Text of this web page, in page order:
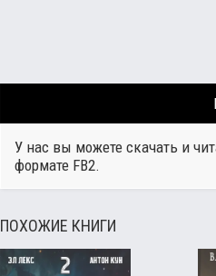
У нас вы можете скачать и
формате FB2.
ПОХОЖИЕ КНИГИ